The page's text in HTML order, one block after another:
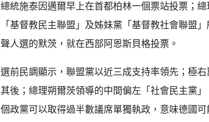
總統施泰因邁爾早上在首都柏林一個票站投票；
「基督教民主聯盟」及姊妹黨「基督教社會聯盟
聲人選的默茨，就在西部阿恩斯貝格投票。
選前民調顯示，聯盟黨以近三成支持率領先；極
其後；總理朔爾茨領導的中間偏左「社會民主黨
個政黨可以取得過半數議席單獨執政，意味德國